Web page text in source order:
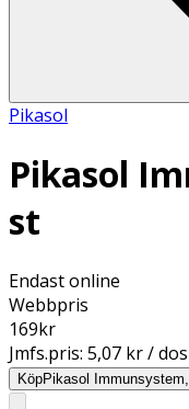
Pikasol
Pikasol
st
Endast online
Webbpris
169kr
Jmfs.pris: 5,07 kr /
KöpPikasol